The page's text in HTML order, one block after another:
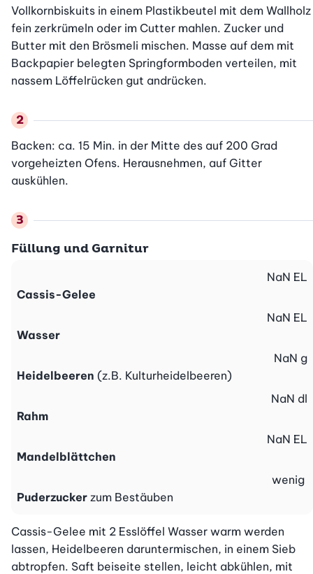
Vollkornbiskuits in einem Plastikbeutel mit dem Wallholz
fein zerkrümeln oder im Cutter mahlen. Zucker und
Butter mit den Brösmeli mischen. Masse auf dem mit
Backpapier belegten Springformboden verteilen, mit
nassem Löffelrücken gut andrücken.
Backen: ca. 15 Min. in der Mitte des auf 200 Grad
vorgeheizten Ofens. Herausnehmen, auf Gitter
auskühlen.
Füllung und Garnitur
Cassis-Gelee
NaN EL
Wasser
NaN EL
Heidelbeeren (z.B. Kulturheidelbeeren)
NaN g
Rahm
NaN dl
Mandelblättchen
NaN EL
Puderzucker zum Bestäuben
wenig
Cassis-Gelee mit 2 Esslöffel Wasser warm werden
lassen, Heidelbeeren daruntermischen, in einem Sieb
abtropfen. Saft beiseite stellen, leicht abkühlen, mit